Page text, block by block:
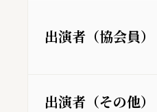
出演者（協会員）
出演者（その他）